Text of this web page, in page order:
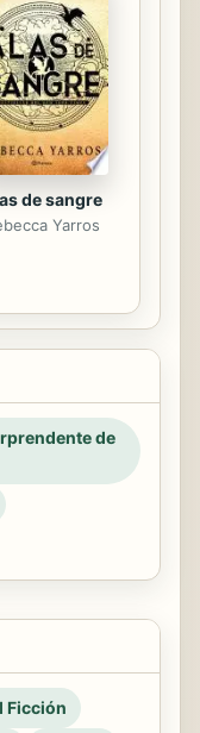
de sangre
Yarros
de
Ficción